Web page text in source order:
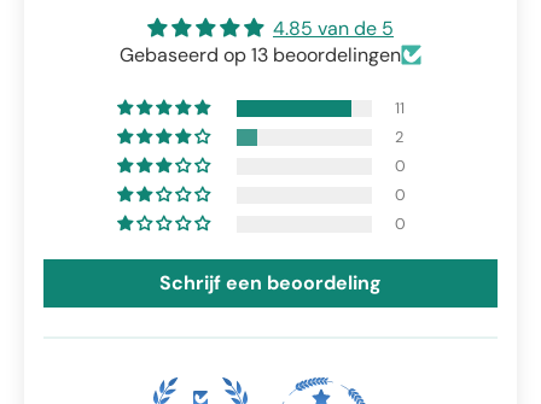
4.85 van de 5
Gebaseerd op 13 beoordelingen
11
2
0
0
0
Schrijf een beoordeling